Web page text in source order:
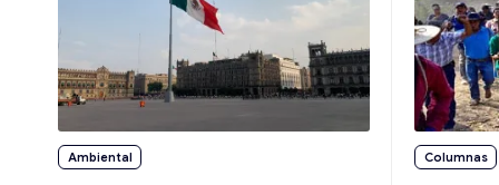
Ambiental Columnas‏